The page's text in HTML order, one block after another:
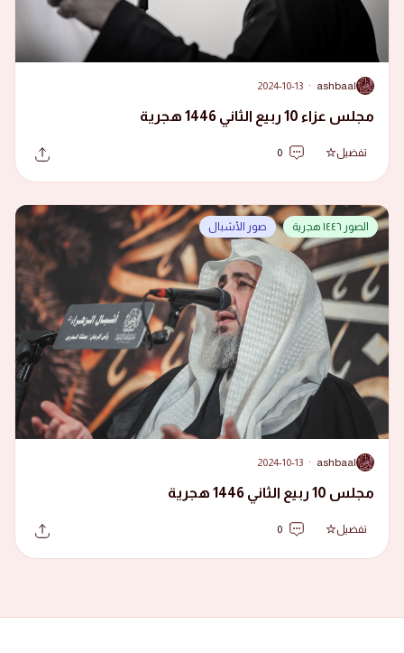
A
ashbaal
·
2024-10-13
مجلس عزاء 10 ربيع الثاني 1446 هجرية
تفضيل 0
الصور ١٤٤٦ هجرية صور الأشبال
A
ashbaal
·
2024-10-13
مجلس 10 ربيع الثاني 1446 هجرية
تفضيل 0